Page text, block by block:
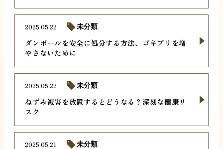
ダンボールを安全に処分する方法、ゴキブリを増
やさないために
2025.05.22 未分類
ねずみ被害を放置するとどうなる？深刻な健康リ
スク
2025.05.22 未分類
2025.05.21 未分類